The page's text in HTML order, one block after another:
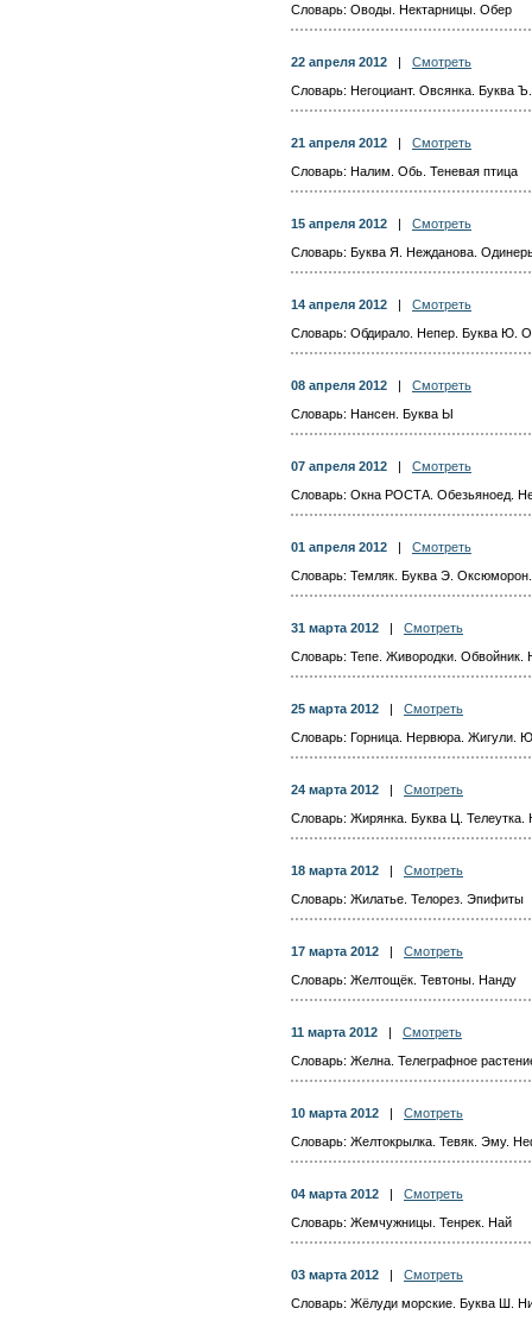
Словарь: Оводы. Нектарницы. Обер
22 апреля 2012
Смотреть
Словарь: Негоциант. Овсянка. Буква
21 апреля 2012
Смотреть
Словарь: Налим. Обь. Теневая птица
15 апреля 2012
Смотреть
Словарь: Буква Я. Нежданова.
14 апреля 2012
Смотреть
Словарь: Обдирало. Непер. Буква Ю.
08 апреля 2012
Смотреть
Словарь: Нансен. Буква Ы
07 апреля 2012
Смотреть
Словарь: Окна РОСТА. Обезьяноед.
01 апреля 2012
Смотреть
Словарь: Темляк. Буква Э.
31 марта 2012
Смотреть
Словарь: Тепе. Живородки. Обвойник.
25 марта 2012
Смотреть
Словарь: Горница. Нервюра. Жигули.
24 марта 2012
Смотреть
Словарь: Жирянка. Буква Ц. Телеутка.
18 марта 2012
Смотреть
Словарь: Жилатье. Телорез. Эпифиты
17 марта 2012
Смотреть
Словарь: Желтощёк. Тевтоны. Нанду
11 марта 2012
Смотреть
Словарь: Желна. Телеграфное
10 марта 2012
Смотреть
Словарь: Желтокрылка. Тевяк. Эму.
04 марта 2012
Смотреть
Словарь: Жемчужницы. Тенрек. Най
03 марта 2012
Смотреть
Словарь: Жёлуди морские. Буква Ш.